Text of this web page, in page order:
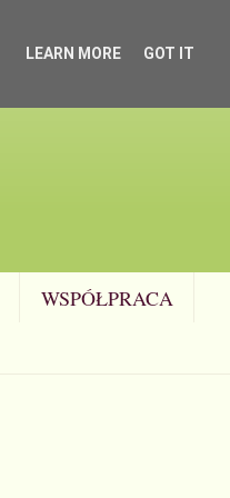
WSPÓŁPRACA
LEARN MORE GOT IT